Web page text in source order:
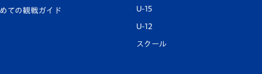
ての観戦ガイド U-15
U-12
スクール